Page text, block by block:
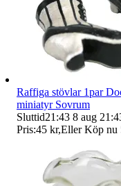
Raffiga stövlar 1par
miniatyr Sovrum
Sluttid21:43 8 aug
Pris:45 kr,Eller Köp nu